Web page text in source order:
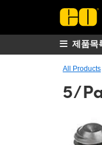
제품목
All Products
5/